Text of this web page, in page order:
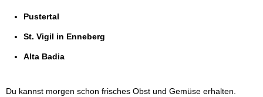
Pustertal
St. Vigil in Enneberg
Alta Badia
Du kannst morgen schon frisches Obst und Gemüse erhalten.